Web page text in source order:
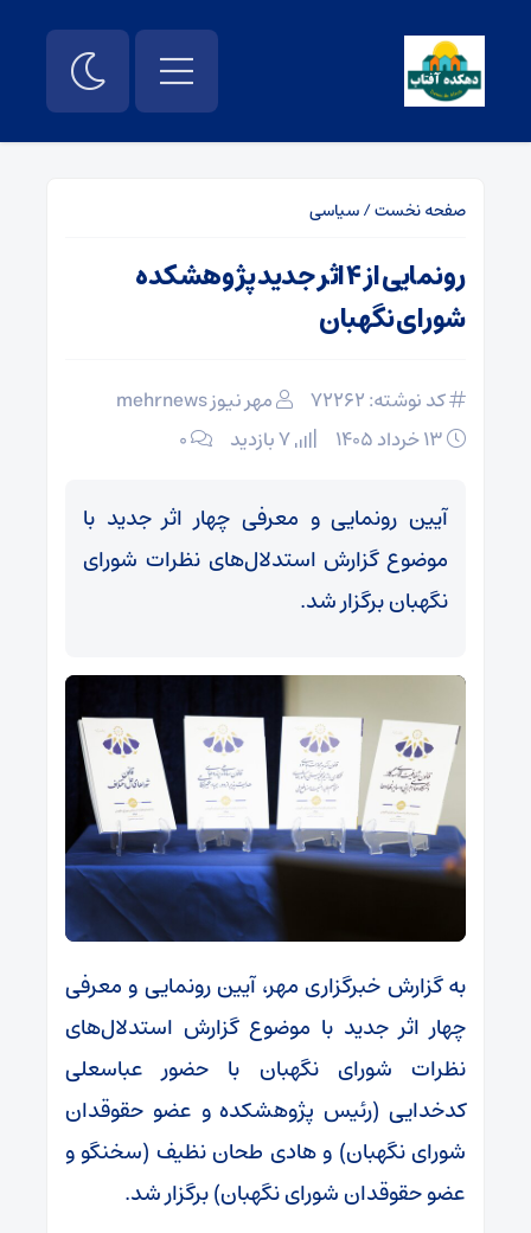
صفحه نخست/سیاسی
رونمایی از ۴ اثر جدید پژوهشکده
شورای نگهبان
کد نوشته: 72262
مهر نیوز mehrnews
۰
آیین رونمایی و معرفی چهار اثر جدید با
موضوع گزارش استدلال‌های نظرات شورای
نگهبان برگزار شد.
به گزارش خبرگزاری مهر، آیین رونمایی و معرفی
چهار اثر جدید با موضوع گزارش استدلال‌های
نظرات شورای نگهبان با حضور عباسعلی
کدخدایی (رئیس پژوهشکده و عضو حقوقدان
شورای نگهبان) و هادی طحان نظیف (سخنگو و
عضو حقوقدان شورای نگهبان) برگزار شد.